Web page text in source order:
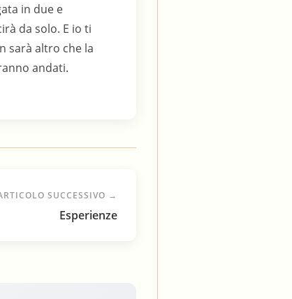
in due e
da solo. E io ti
sarà altro che la
andati.
SUCCESSIVO →
Esperienze